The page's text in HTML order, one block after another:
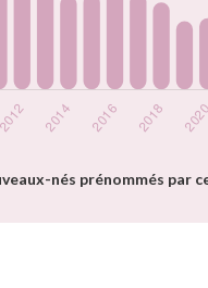
nés prénommés par